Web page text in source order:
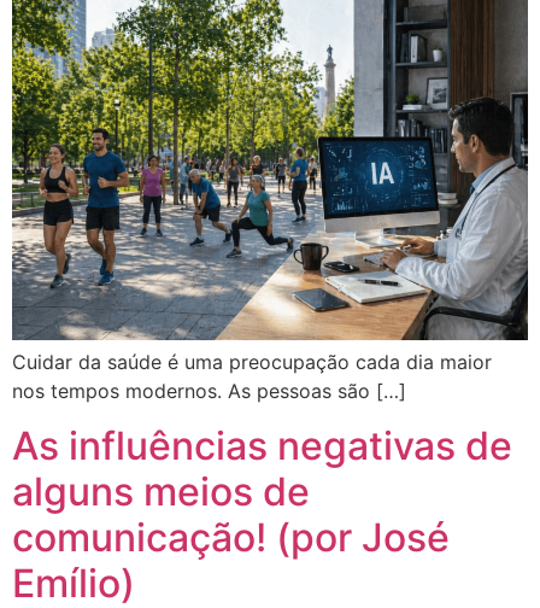
Cuidar da saúde é uma preocupação cada dia maior
nos tempos modernos. As pessoas são […]
As influências negativas de
alguns meios de
comunicação! (por José
Emílio)